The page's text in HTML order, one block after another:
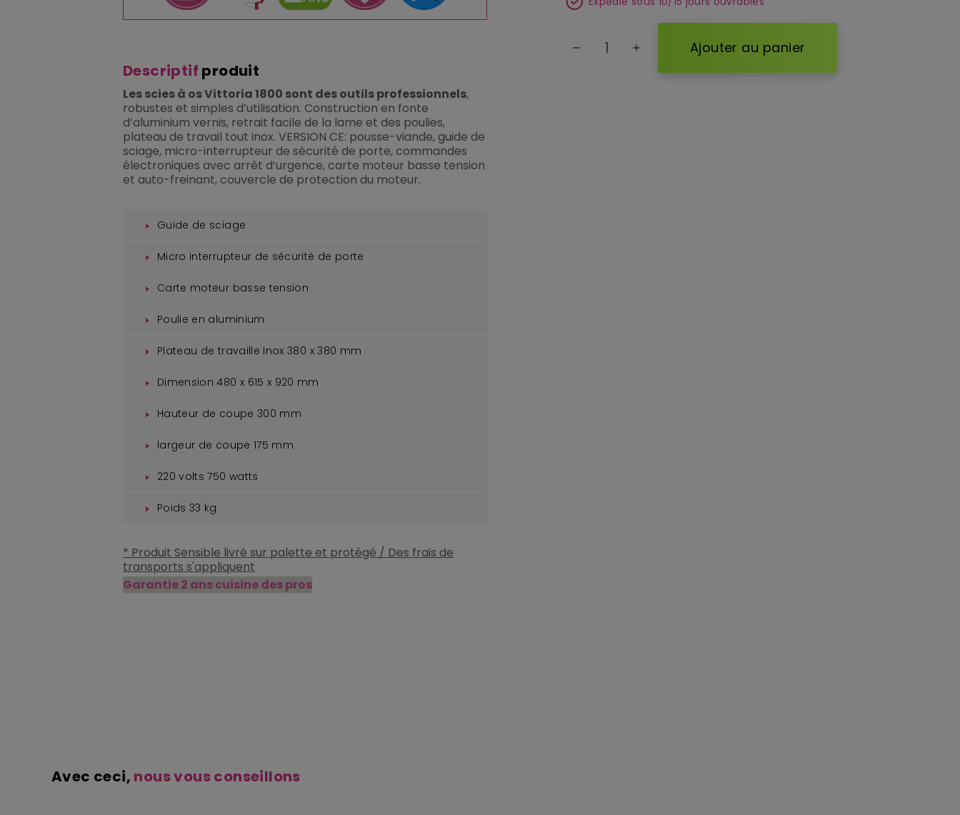
Descriptif produit
Les scies à os Vittoria 1800 sont des outils professionnels,
robustes et simples d’utilisation. Construction en fonte
d’aluminium vernis, retrait facile de la lame et des poulies,
plateau de travail tout inox. VERSION CE: pousse-viande, guide de
sciage, micro-interrupteur de sécurité de porte, commandes
électroniques avec arrêt d’urgence, carte moteur basse tension
et auto-freinant, couvercle de protection du moteur.
Guide de sciage
Micro interrupteur de sécurité de porte
Carte moteur basse tension
Poulie en aluminium
Plateau de travaille Inox 380 x 380 mm
Dimension 480 x 615 x 920 mm
Hauteur de coupe 300 mm
largeur de coupe 175 mm
220 volts 750 watts
Poids 33 kg
* Produit Sensible livré sur palette et protégé / Des frais de
transports s'appliquent
Garantie 2 ans cuisine des pros
remove add Ajouter au panier
Avec ceci, nous vous conseillons